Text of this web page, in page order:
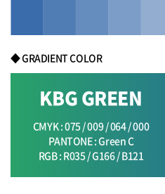
◆ GRADIENT COLOR
KBG GREEN
CMYK : 075 / 009 / 064 / 000
PANTONE : Green C
RGB : R035 / G166 / B121